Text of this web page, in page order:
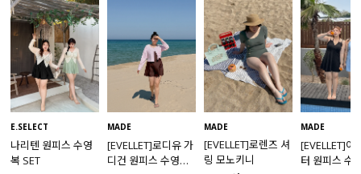
E.SELECT
나리텐 원피스 수영
복 SET
MADE
[EVELLET]로디유 가
디건 원피스 수영복
MADE
[EVELLET]로렌즈 셔
링 모노키니
MADE
[EVELLET]아
터 원피스 수